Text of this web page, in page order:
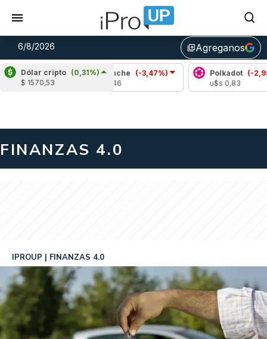
6/8/2026 library_addAgreganos
Dólar cripto (0,31%)
$ 1570,53
Avalanche
(-3,47%)
Polkadot (-2,98%)
u$s 0,83
FINANZAS 4.0
IPROUP FINANZAS 4.0